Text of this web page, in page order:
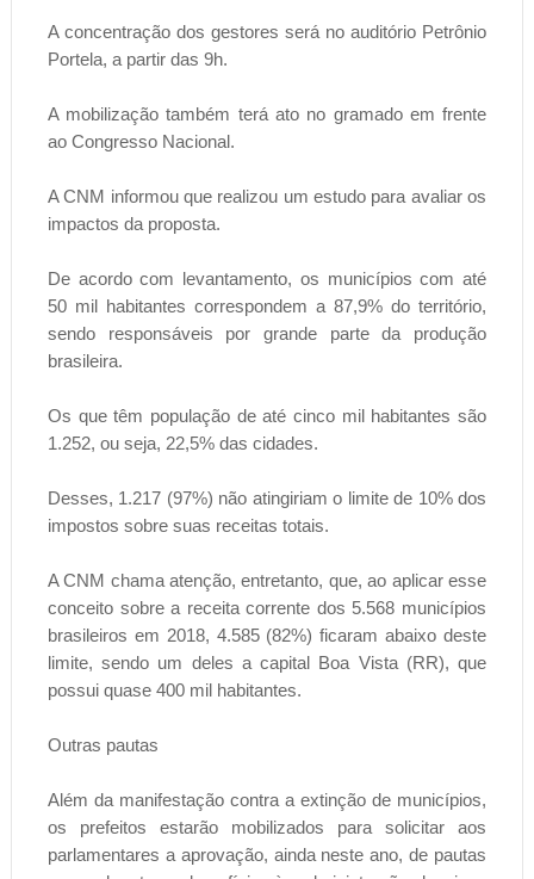
A concentração dos gestores será no auditório Petrônio
Portela, a partir das 9h.
A mobilização também terá ato no gramado em frente
ao Congresso Nacional.
A CNM informou que realizou um estudo para avaliar os
impactos da proposta.
De acordo com levantamento, os municípios com até
50 mil habitantes correspondem a 87,9% do território,
sendo responsáveis por grande parte da produção
brasileira.
Os que têm população de até cinco mil habitantes são
1.252, ou seja, 22,5% das cidades.
Desses, 1.217 (97%) não atingiriam o limite de 10% dos
impostos sobre suas receitas totais.
A CNM chama atenção, entretanto, que, ao aplicar esse
conceito sobre a receita corrente dos 5.568 municípios
brasileiros em 2018, 4.585 (82%) ficaram abaixo deste
limite, sendo um deles a capital Boa Vista (RR), que
possui quase 400 mil habitantes.
Outras pautas
Além da manifestação contra a extinção de municípios,
os prefeitos estarão mobilizados para solicitar aos
parlamentares a aprovação, ainda neste ano, de pautas